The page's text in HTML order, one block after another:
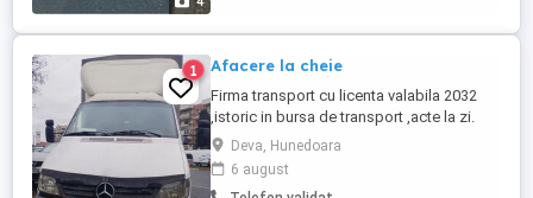
1 Afacere la cheie
Firma transport cu licenta valabila 2032
,istoric in bursa de transport ,acte la zi.
Pret 1900 euro.
Deva, Hunedoara
6 august